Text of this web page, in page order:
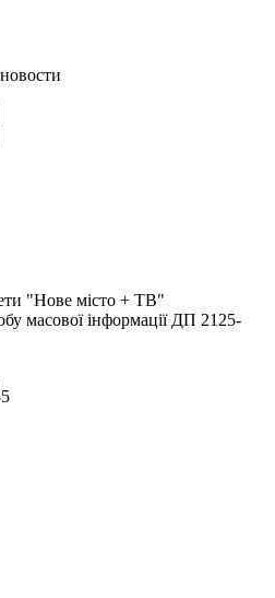
"Нове мiсто + ТВ"
масової інформації ДП 2125-